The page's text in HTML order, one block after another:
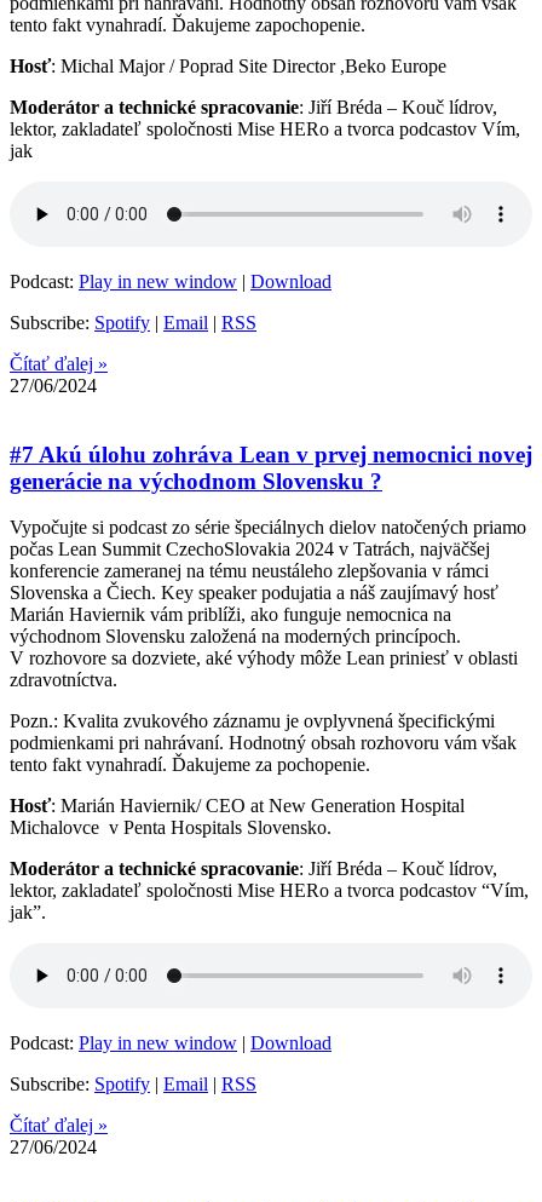
tento fakt vynahradí. Ďakujeme zapochopenie.
Hosť: Michal Major / Poprad Site Director ,Beko Europe
Moderátor a technické spracovanie: Jiří Bréda – Kouč lídrov,
lektor, zakladateľ spoločnosti Mise HERo a tvorca podcastov Vím,
jak
Podcast: Play in new window | Download
Subscribe: Spotify | Email | RSS
Čítať ďalej »
27/06/2024
#7 Akú úlohu zohráva Lean v prvej nemocnici novej
generácie na východnom Slovensku ?
Vypočujte si podcast zo série špeciálnych dielov natočených priamo
počas Lean Summit CzechoSlovakia 2024 v Tatrách, najväčšej
konferencie zameranej na tému neustáleho zlepšovania v rámci
Slovenska a Čiech. Key speaker podujatia a náš zaujímavý hosť
Marián Haviernik vám priblíži, ako funguje nemocnica na
východnom Slovensku založená na moderných princípoch.
V rozhovore sa dozviete, aké výhody môže Lean priniesť v oblasti
zdravotníctva.
Pozn.: Kvalita zvukového záznamu je ovplyvnená špecifickými
podmienkami pri nahrávaní. Hodnotný obsah rozhovoru vám však
tento fakt vynahradí. Ďakujeme za pochopenie.
Hosť: Marián Haviernik/ CEO at New Generation Hospital
Michalovce v Penta Hospitals Slovensko.
Moderátor a technické spracovanie: Jiří Bréda – Kouč lídrov,
lektor, zakladateľ spoločnosti Mise HERo a tvorca podcastov “Vím,
jak”.
Podcast: Play in new window | Download
Subscribe: Spotify | Email | RSS
Čítať ďalej »
27/06/2024